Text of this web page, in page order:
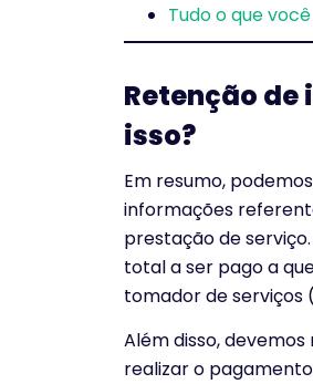
Tudo o que
Retenção de
isso?
Em resumo,
informações
prestação de
total a ser pago a
tomador de serviços
Além disso,
realizar o